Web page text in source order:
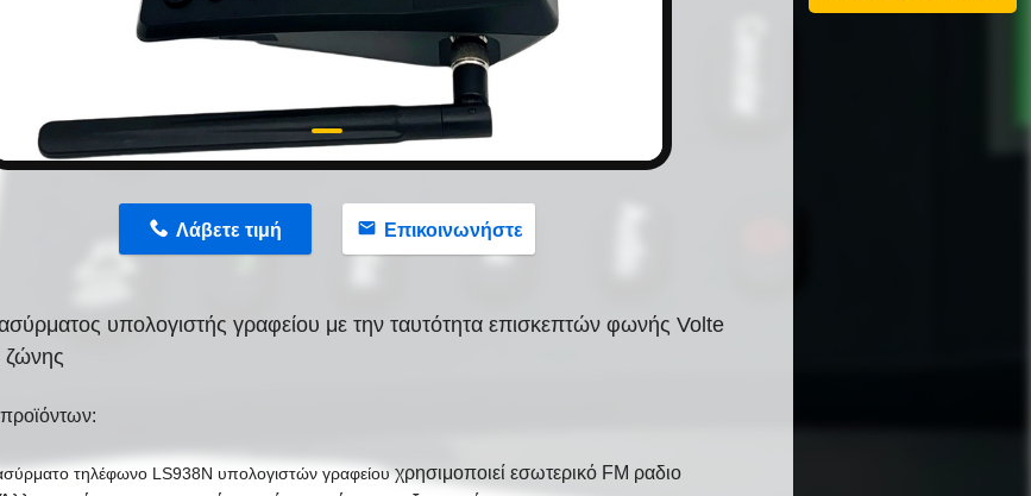
Λάβετε τιμή Επικοινωνήστε
υπολογιστής γραφείου με την ταυτότητα επισκεπτών φωνής Volte
ζώνης
τηλέφωνο LS938N υπολογιστών γραφείουχρησιμοποιεί εσωτερικό FM ραδιο